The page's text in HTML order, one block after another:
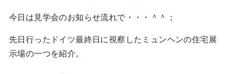
今日は見学会のお知らせ流れで・・・＾＾；
先日行ったドイツ最終日に視察したミュンヘンの住宅展
示場の一つを紹介。